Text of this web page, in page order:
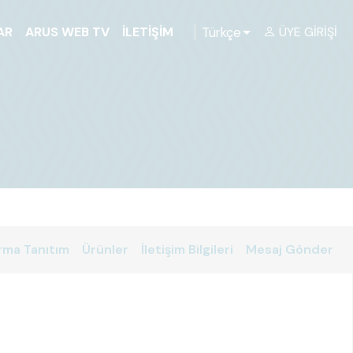
ARUS WEB TV İLETIŞIM Türkçe ÜYE GIRIŞI
Tanıtım Ürünler İletişim Bilgileri Mesaj Gönder